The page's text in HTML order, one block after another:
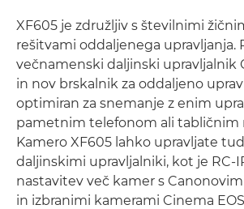
XF605 je združljiv s številnimi
rešitvami oddaljenega upravljanja.
večnamenski daljinski upravljalnik
in nov brskalnik za oddaljeno
optimiran za snemanje z enim
pametnim telefonom ali tabličnim
Kamero XF605 lahko upravljate
daljinskimi upravljalniki, kot je RC-
nastavitev več kamer s
in izbranimi kamerami Cinema